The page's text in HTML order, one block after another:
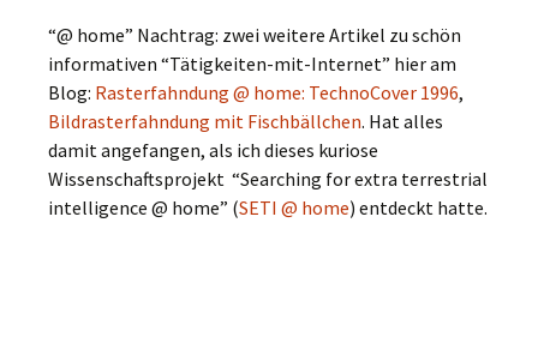
“@ home” Nachtrag: zwei weitere Artikel zu schön
informativen “Tätigkeiten-mit-Internet” hier am
Blog: Rasterfahndung @ home: TechnoCover 1996,
Bildrasterfahndung mit Fischbällchen. Hat alles
damit angefangen, als ich dieses kuriose
Wissenschaftsprojekt “Searching for extra terrestrial
intelligence @ home” (SETI @ home) entdeckt hatte.